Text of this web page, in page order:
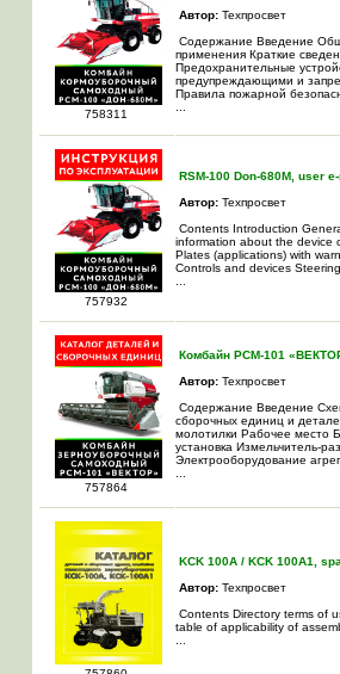
758311
Автор: Техпросвет
Содержание Введение
применения Краткие
Предохранительные
предупреждающими и
Правила пожарной
757932
RSM-100 Don-680M, user
Автор: Техпросвет
Contents Introduction
information about the device
Plates (applications) with
Controls and devices
757864
Комбайн РСМ-101
Автор: Техпросвет
Содержание Введение
сборочных единиц и
молотилки Рабочее место
установка Измельчитель-
Электрооборудование
KCK 100A / KCK 100A1,
Автор: Техпросвет
Contents Directory terms of
table of applicability of